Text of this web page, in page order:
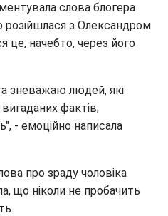
слова блогера
розійшлася з Олександром
це, начебто, через його
зневажаю людей, які
фактів,
- емоційно написала
про зраду чоловіка
що ніколи не пробачить